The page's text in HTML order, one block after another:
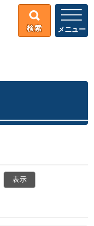
検索 メニュー
表示